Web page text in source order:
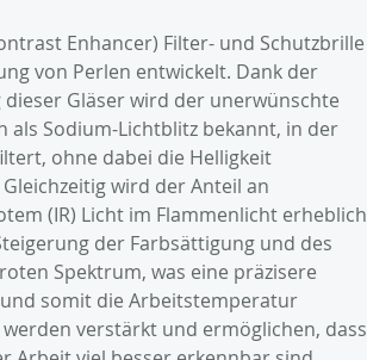
Enhancer) Filter- und Schutzbrille
von Perlen entwickelt. Dank der
Gläser wird der unerwünschte
als Sodium-Lichtblitz bekannt, in der
ohne dabei die Helligkeit
wird der Anteil an
(IR) Licht im Flammenlicht erheblich
der Farbsättigung und des
Spektrum, was eine präzisere
somit die Arbeitstemperatur
verstärkt und ermöglichen, dass